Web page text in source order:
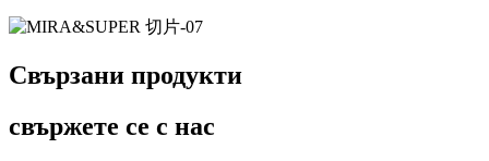
Свързани продукти
свържете се с нас